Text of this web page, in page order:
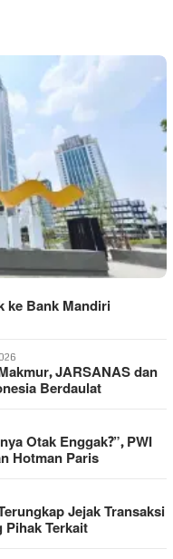
ke Bank Mandiri
JARSANAS dan
Berdaulat
Otak Enggak?”, PWI
Hotman Paris
Jejak Transaksi
Pihak Terkait